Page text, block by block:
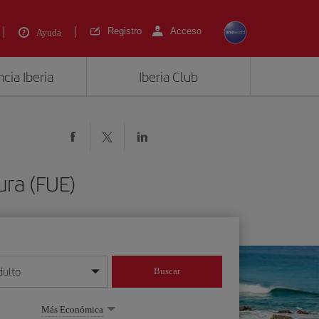
Ayuda Registro Acceso
Iberia Iberia Club
(FUE)
mes/año
Buscar
Más Económica